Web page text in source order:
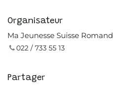
Organisateur
Ma Jeunesse Suisse
022 / 733 55 13
Partager